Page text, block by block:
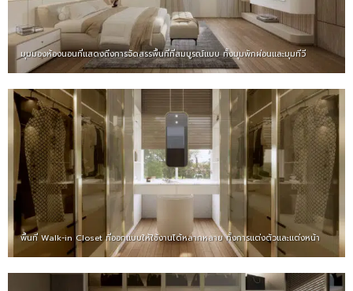
มุมมองห้องนอนที่แสดงถึงการจัดสรรพื้นที่ที่สมบูรณ์แบบ ทั้งมุมพักผ่อนและมุมทีวี
พื้นที่ Walk-in Closet ที่ออกแบบให้ใช้งานได้หลากหลาย ทั้งการแต่งตัวและแต่งหน้า